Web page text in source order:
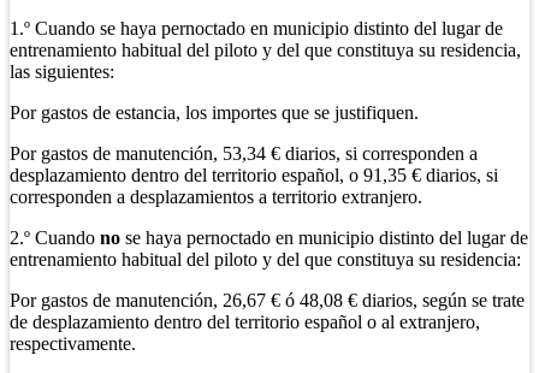
1.º Cuando se haya pernoctado en municipio distinto del lugar de
entrenamiento habitual del piloto y del que constituya su residencia,
las siguientes:
Por gastos de estancia, los importes que se justifiquen.
Por gastos de manutención, 53,34 € diarios, si corresponden a
desplazamiento dentro del territorio español, o 91,35 € diarios, si
corresponden a desplazamientos a territorio extranjero.
2.º Cuando no se haya pernoctado en municipio distinto del lugar de
entrenamiento habitual del piloto y del que constituya su residencia:
Por gastos de manutención, 26,67 € ó 48,08 € diarios, según se trate
de desplazamiento dentro del territorio español o al extranjero,
respectivamente.